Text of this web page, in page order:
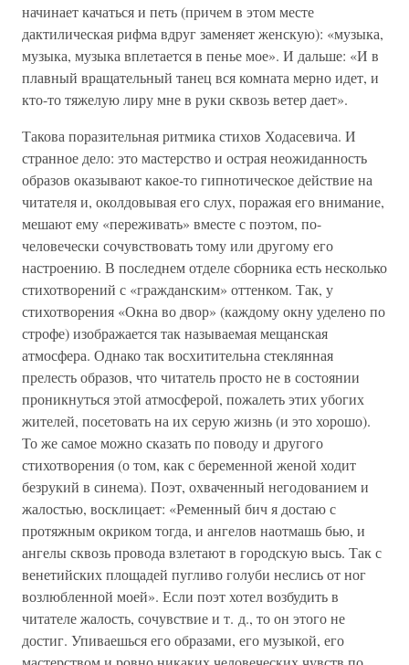
начинает качаться и петь (причем в этом месте
дактилическая рифма вдруг заменяет женскую): «музыка,
музыка, музыка вплетается в пенье мое». И дальше: «И в
плавный вращательный танец вся комната мерно идет, и
кто-то тяжелую лиру мне в руки сквозь ветер дает».
Такова поразительная ритмика стихов Ходасевича. И
странное дело: это мастерство и острая неожиданность
образов оказывают какое-то гипнотическое действие на
читателя и, околдовывая его слух, поражая его внимание,
мешают ему «переживать» вместе с поэтом, по-
человечески сочувствовать тому или другому его
настроению. В последнем отделе сборника есть несколько
стихотворений с «гражданским» оттенком. Так, у
стихотворения «Окна во двор» (каждому окну уделено по
строфе) изображается так называемая мещанская
атмосфера. Однако так восхитительна стеклянная
прелесть образов, что читатель просто не в состоянии
проникнуться этой атмосферой, пожалеть этих убогих
жителей, посетовать на их серую жизнь (и это хорошо).
То же самое можно сказать по поводу и другого
стихотворения (о том, как с беременной женой ходит
безрукий в синема). Поэт, охваченный негодованием и
жалостью, восклицает: «Ременный бич я достаю с
протяжным окриком тогда, и ангелов наотмашь бью, и
ангелы сквозь провода взлетают в городскую высь. Так с
венетийских площадей пугливо голуби неслись от ног
возлюбленной моей». Если поэт хотел возбудить в
читателе жалость, сочувствие и т. д., то он этого не
достиг. Упиваешься его образами, его музыкой, его